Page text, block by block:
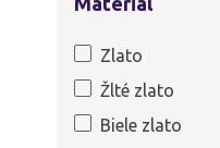
Materiál
Zlato
Žlté zlato
Biele zlato